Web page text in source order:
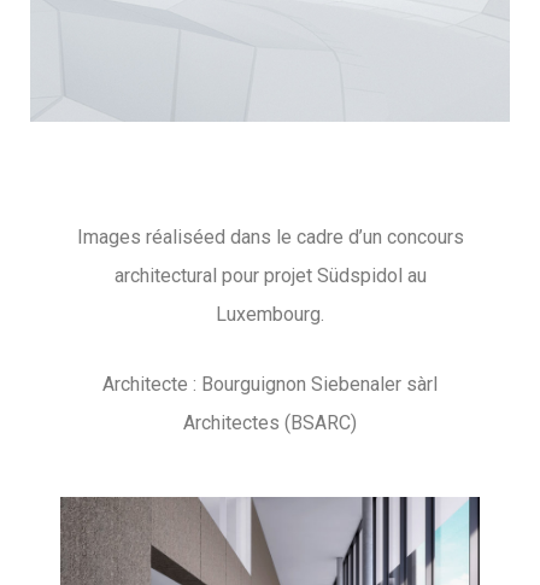
Images réaliséed dans le cadre d’un concours
architectural pour projet Südspidol au
Luxembourg.
Architecte : Bourguignon Siebenaler sàrl
Architectes (BSARC)